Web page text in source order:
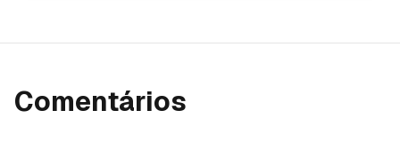
Comentários